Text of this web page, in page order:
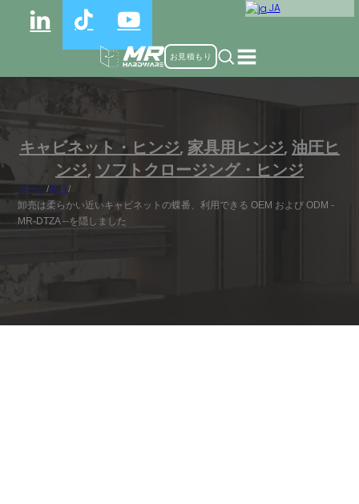
JA
お見積もり
キャビネット・ヒンジ, 家具用ヒンジ, 油圧ヒ
ンジ, ソフトクロージング・ヒンジ
ホーム/商品/
卸売は柔らかい近いキャビネットの蝶番、利用できる OEM および ODM -
MR-DTZA --を隠しました